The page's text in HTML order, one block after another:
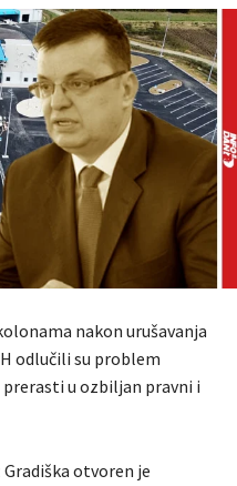
nakon urušavanja
odlučili su problem
u ozbiljan pravni i
otvoren je